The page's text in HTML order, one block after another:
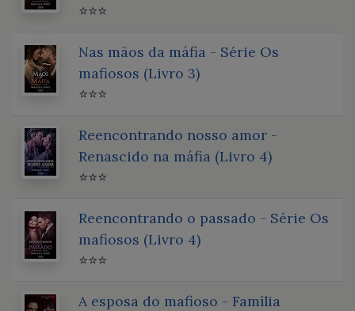
⭐⭐⭐
Nas mãos da máfia - Série Os
mafiosos (Livro 3)
⭐⭐⭐
Reencontrando nosso amor -
Renascido na máfia (Livro 4)
⭐⭐⭐
Reencontrando o passado - Série Os
mafiosos (Livro 4)
⭐⭐⭐
A esposa do mafioso - Família